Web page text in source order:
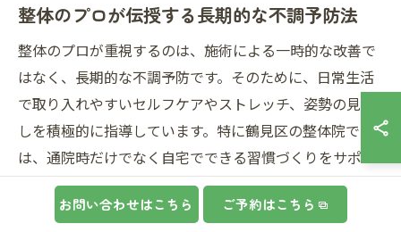
整体のプロが伝授する長期的な不調予防法
整体のプロが重視するのは、施術による一時的な改善で
はなく、長期的な不調予防です。そのために、日常生活
で取り入れやすいセルフケアやストレッチ、姿勢の見直
しを積極的に指導しています。特に鶴見区の整体院で
は、通院時だけでなく自宅でできる習慣づくりをサポー
トしています。
たとえば、デスクワーク中心の方には肩甲骨や骨盤周辺
お問い合わせはこちら ご予約はこちら